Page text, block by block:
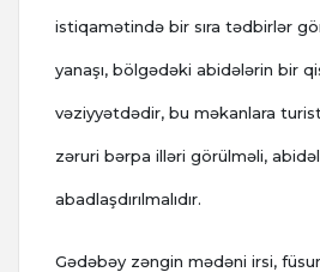
istiqamətində bir sıra tədbirlər
yanaşı, bölgədəki abidələrin bir
vəziyyətdədir, bu məkanlara
zəruri bərpa illəri görülməli,
abadlaşdırılmalıdır.
Gədəbəy zəngin mədəni irsi,